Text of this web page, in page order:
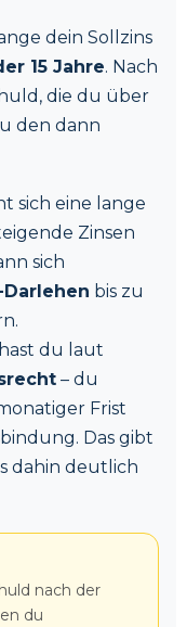
dein Sollzins
15 Jahre. Nach
die du über
den dann
sich eine lange
Zinsen
sich
bis zu
du laut
– du
Frist
Das gibt
dahin deutlich
nach der
du